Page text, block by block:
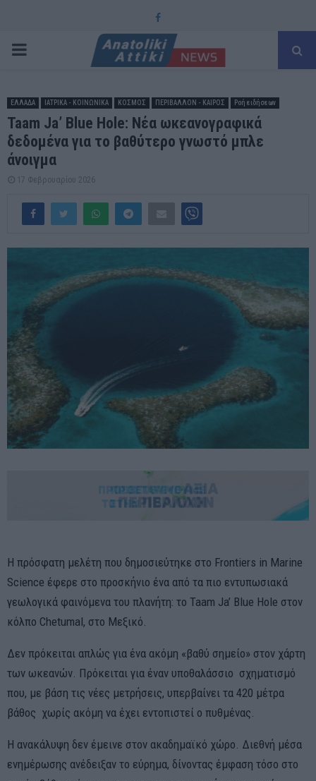
Facebook
PRIMARY
ΕΛΛΑΔΑ ΙΑΤΡΙΚΑ - ΚΟΙΝΩΝΙΚΑ ΚΟΣΜΟΣ ΠΕΡΙΒΑΛΛΟΝ - ΚΑΙΡΟΣ Ροή ειδήσεων
Taam Ja’ Blue Hole: Νέα ωκεανογραφικά
δεδομένα για το βαθύτερο γνωστό μπλε
άνοιγμα
17 Φεβρουαρίου 2026
Η πρόσφατη μελέτη που δημοσιεύτηκε στο Frontiers in Marine
Science έφερε στο προσκήνιο ένα από τα πιο εντυπωσιακά
γεωλογικά φαινόμενα του πλανήτη: το Taam Ja’ Blue Hole στον
κόλπο Chetumal, στο Μεξικό.
Δεν πρόκειται απλώς για ένα ακόμη «βαθύ σημείο» στον χάρτη
των ωκεανών. Πρόκειται για έναν υποθαλάσσιο σχηματισμό
που, με βάση τις νέες μετρήσεις, υπερβαίνει τα 420 μέτρα
βάθος χωρίς ακόμη να έχει εντοπιστεί ο πυθμένας.
Η ανακάλυψη δεν έμεινε στον ακαδημαϊκό χώρο. Διεθνή μέσα
ενημέρωσης ανέδειξαν το εύρημα, δίνοντας έμφαση τόσο στο